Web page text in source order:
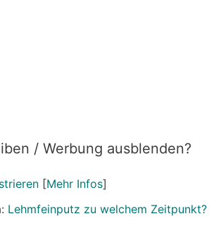
/ Werbung ausblenden?
[Mehr Infos]
Lehmfeinputz zu welchem Zeitpunkt?